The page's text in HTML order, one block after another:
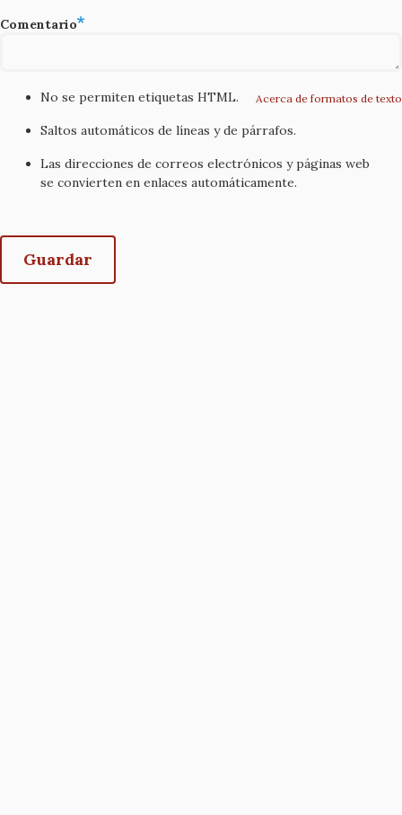
Comentario
Acerca de formatos de texto
No se permiten etiquetas HTML.
Saltos automáticos de líneas y de párrafos.
Las direcciones de correos electrónicos y páginas web
se convierten en enlaces automáticamente.